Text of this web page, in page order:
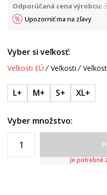
Odporúčaná cena výrobcu:
Upozorniť ma na zľavy
Vyber si veľkosť:
Veľkosti EÚ Veľkosti
L+ M+ S+ XL+
Vyber množstvo:
Je potrebné